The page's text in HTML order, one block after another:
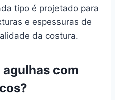
tipo é projetado para
e espessuras de
da costura.
com